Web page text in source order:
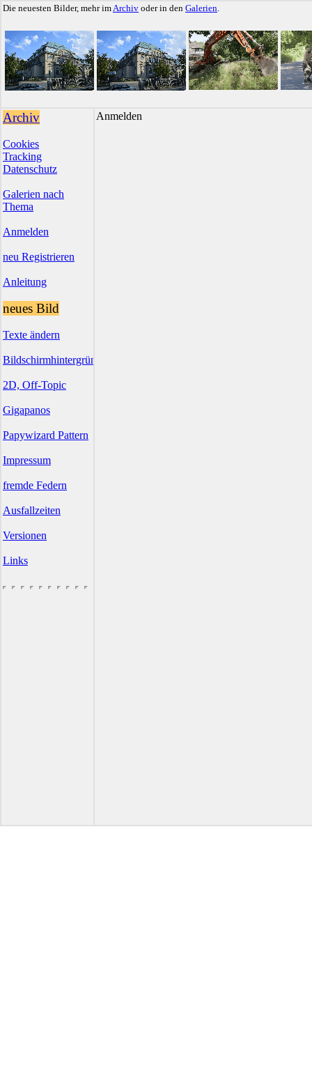
Die neuesten Bilder, mehr imArchiv oder in den Galerien.
Archiv
Cookies
Tracking
Datenschutz
Galerien nach
Thema
Anmelden
neu Registrieren
Anleitung
neues Bild
Texte ändern
Bildschirmhintergründe
2D, Off-Topic
Gigapanos
Papywizard Pattern
Impressum
fremde Federn
Ausfallzeiten
Versionen
Links
Anmelden